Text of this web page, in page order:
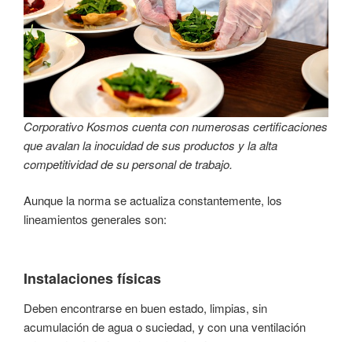
Corporativo Kosmos cuenta con numerosas certificaciones
que avalan la inocuidad de sus productos y la alta
competitividad de su personal de trabajo.
Aunque la norma se actualiza constantemente, los
lineamientos generales son:
Instalaciones físicas
Deben encontrarse en buen estado, limpias, sin
acumulación de agua o suciedad, y con una ventilación